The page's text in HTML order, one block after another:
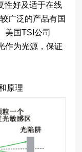
性好及适于在线
广泛的产品有国
美国TSI公司
作为光源，保证
原理